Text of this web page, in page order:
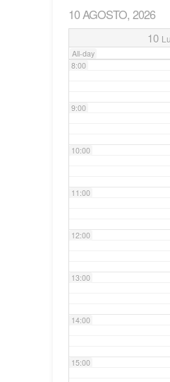
10 AGOSTO, 2026
10
All-day
7:00
8:00
9:00
10:00
11:00
12:00
13:00
14:00
15:00